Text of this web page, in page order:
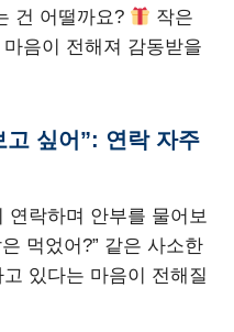
건 어떨까요?
작은
음이 전해져 감동받을
고 싶어”: 연락 자주
연락하며 안부를 물어보
먹었어?” 같은 사소한
있다는 마음이 전해질